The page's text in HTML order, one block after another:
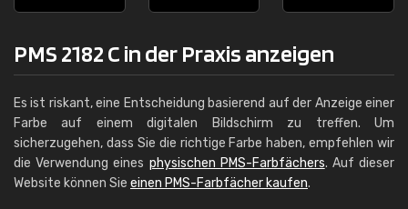
PMS 2182 C in der Praxis anzeigen
Es ist riskant, eine Entscheidung basierend auf der Anzeige einer
Farbe auf einem digitalen Bildschirm zu treffen. Um
sicherzugehen, dass Sie die richtige Farbe haben, empfehlen wir
die Verwendung eines physischen PMS-Farbfächers. Auf dieser
Website können Sie einen PMS-Farbfächer kaufen.